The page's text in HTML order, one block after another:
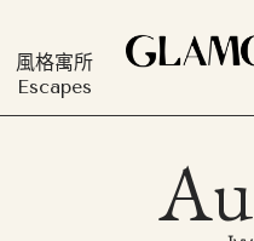
風格寓所
Escapes